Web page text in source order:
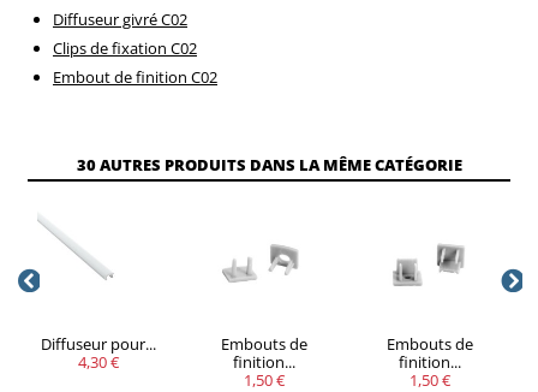
Diffuseur givré C02
Clips de fixation C02
Embout de finition C02
QUANTITÉ REMISE
ÉCONOMISEZ
30 AUTRES PRODUITS DANS LA MÊME CATÉGORIE
Diffuseur pour...
4,30 €
Embouts de
finition...
1,50 €
Embouts de
finition...
1,50 €